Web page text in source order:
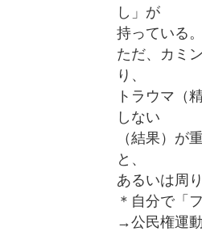
し」が
持っている
ただ、カミ
り、
トラウマ（
しない
（結果）が
と、
あるいは周
＊自分で「
→公民権運